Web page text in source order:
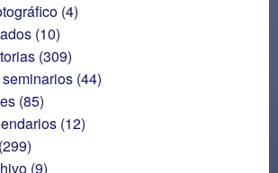
(4)
(10)
(309)
(44)
(85)
(12)
(299)
(9)